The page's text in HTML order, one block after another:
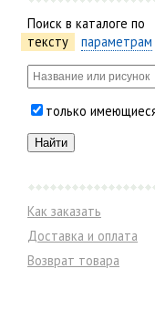
Поиск в каталоге по
тексту
параметрам
только
Как заказать
Доставка и оплата
Возврат товара